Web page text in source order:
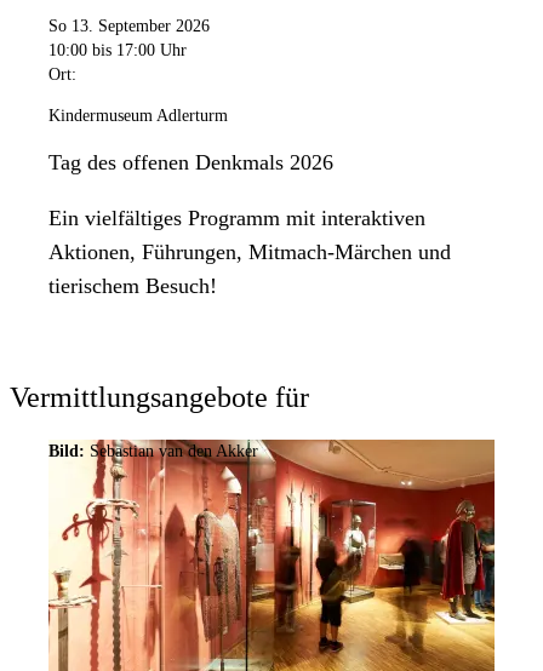
So 13. September 2026
10:00 bis 17:00 Uhr
Ort:
Kindermuseum Adlerturm
Tag des offenen Denkmals 2026
Ein vielfältiges Programm mit interaktiven
Aktionen, Führungen, Mitmach-Märchen und
tierischem Besuch!
Vermittlungsangebote für
Bild: Sebastian van den Akker